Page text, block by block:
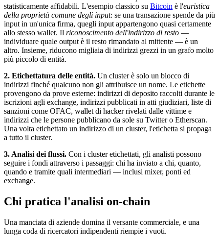
statisticamente affidabili. L'esempio classico su Bitcoin è l'euristica
della proprietà comune degli input: se una transazione spende da più
input in un'unica firma, quegli input appartengono quasi certamente
allo stesso wallet. Il riconoscimento dell'indirizzo di resto —
individuare quale output è il resto rimandato al mittente — è un
altro. Insieme, riducono migliaia di indirizzi grezzi in un grafo molto
più piccolo di entità.
2. Etichettatura delle entità. Un cluster è solo un blocco di
indirizzi finché qualcuno non gli attribuisce un nome. Le etichette
provengono da prove esterne: indirizzi di deposito raccolti durante le
iscrizioni agli exchange, indirizzi pubblicati in atti giudiziari, liste di
sanzioni come OFAC, wallet di hacker rivelati dalle vittime e
indirizzi che le persone pubblicano da sole su Twitter o Etherscan.
Una volta etichettato un indirizzo di un cluster, l'etichetta si propaga
a tutto il cluster.
3. Analisi dei flussi. Con i cluster etichettati, gli analisti possono
seguire i fondi attraverso i passaggi: chi ha inviato a chi, quanto,
quando e tramite quali intermediari — inclusi mixer, ponti ed
exchange.
Chi pratica l'analisi on-chain
Una manciata di aziende domina il versante commerciale, e una
lunga coda di ricercatori indipendenti riempie i vuoti.